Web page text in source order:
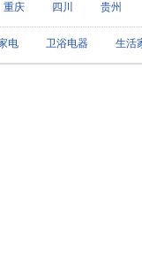
重庆 四川 贵州
电 卫浴电器 生活